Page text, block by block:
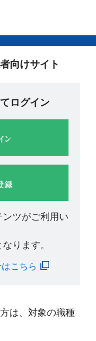
向けサイト
ログイン
ツがご利用い
ります。
こちら
は、対象の職種